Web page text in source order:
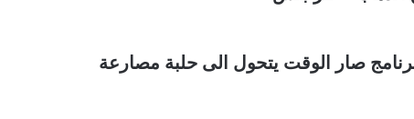
صار الوقت يتحول الى حلبة مصارعة